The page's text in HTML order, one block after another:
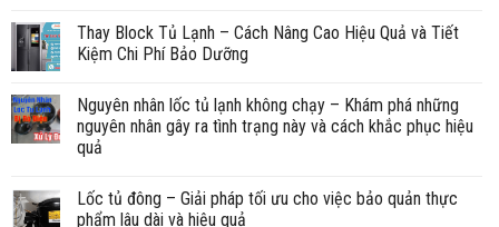
Thay Block Tủ Lạnh – Cách Nâng Cao Hiệu Quả và Tiết
Kiệm Chi Phí Bảo Dưỡng
Nguyên nhân lốc tủ lạnh không chạy – Khám phá những
nguyên nhân gây ra tình trạng này và cách khắc phục hiệu
quả
Lốc tủ đông – Giải pháp tối ưu cho việc bảo quản thực
phẩm lâu dài và hiệu quả